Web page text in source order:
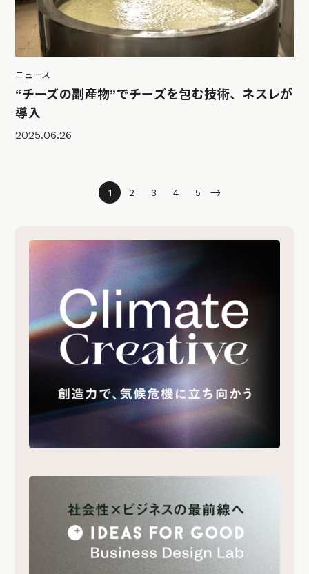
ニュース
“チーズの副産物”でチーズを包む技術、ネスレが
導入
2025.06.26
1 2 3 4 5 →